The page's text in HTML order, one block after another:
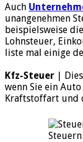
Auch
unangenehmen
beispielsweise
Lohnsteuer,
liste mal einige
Kfz-Steuer |
wenn Sie ein
Kraftstoffart und